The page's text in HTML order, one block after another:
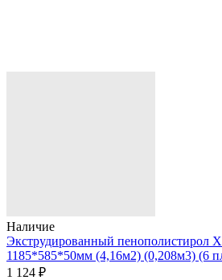
Наличие
Экструдированный пенополистирол
1185*585*50мм (4,16м2) (0,208м3) (6
1 124 ₽